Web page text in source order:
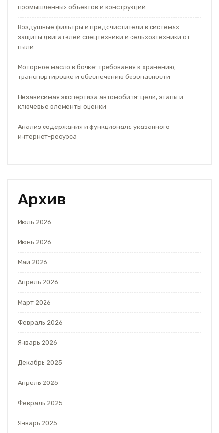
промышленных объектов и конструкций
Воздушные фильтры и предочистители в системах
защиты двигателей спецтехники и сельхозтехники от
пыли
Моторное масло в бочке: требования к хранению,
транспортировке и обеспечению безопасности
Независимая экспертиза автомобиля: цели, этапы и
ключевые элементы оценки
Анализ содержания и функционала указанного
интернет-ресурса
Архив
Июль 2026
Июнь 2026
Май 2026
Апрель 2026
Март 2026
Февраль 2026
Январь 2026
Декабрь 2025
Апрель 2025
Февраль 2025
Январь 2025